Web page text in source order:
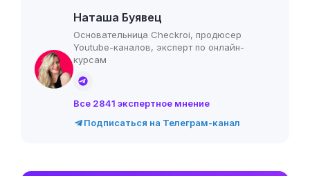
Наташа Буявец
Основательница Checkroi, продюсер
Youtube-каналов, эксперт по онлайн-
курсам
Все 2841 экспертное мнение
Подписаться на Телеграм-канал